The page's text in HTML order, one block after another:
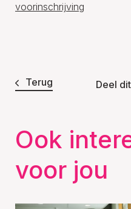
voorinschrijving
Terug Deel
Ook
voor jou